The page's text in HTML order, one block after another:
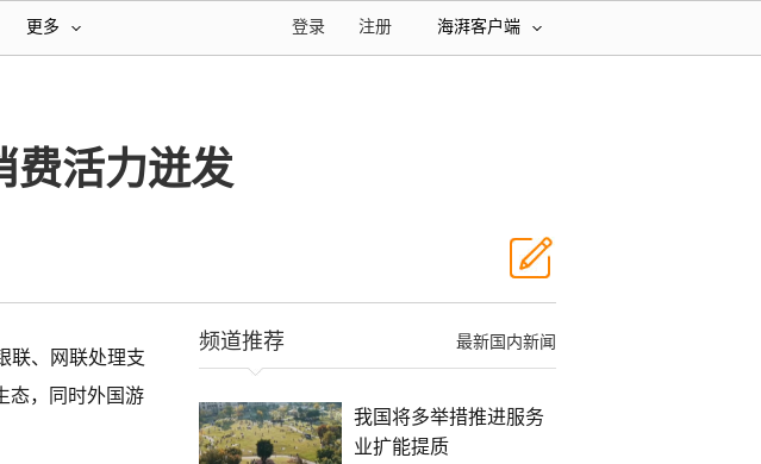
更多 海湃客户端
注册
登录
费活力迸发
联、网联处理支
态，同时外国游
最新国内新闻
频道推荐
我国将多举措推进服务
业扩能提质